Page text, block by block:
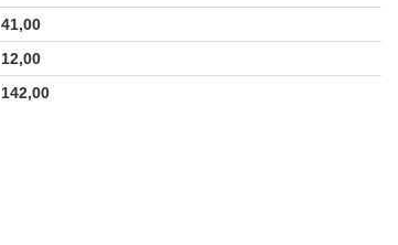
41,00
12,00
142,00